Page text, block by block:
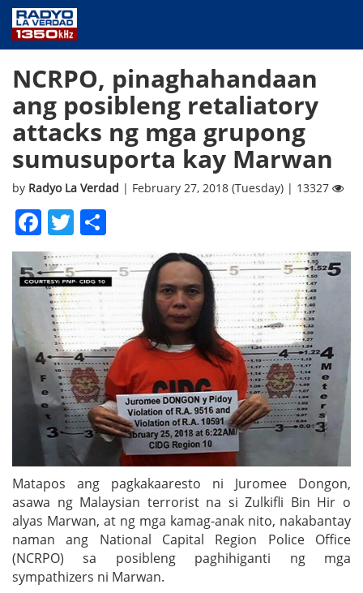
PUBLIC SERVICE
ANNOUNCEMENTS
PROGRAMS
ABOUT
NCRPO, pinaghahandaan
ang posibleng retaliatory
attacks ng mga grupong
sumusuporta kay Marwan
by Radyo La Verdad | February 27, 2018 (Tuesday) | 13327
Facebook
Twitter
Matapos ang pagkakaaresto ni Juromee Dongon,
asawa ng Malaysian terrorist na si Zulkifli Bin Hir o
alyas Marwan, at ng mga kamag-anak nito, nakabantay
naman ang National Capital Region Police Office
(NCRPO) sa posibleng paghihiganti ng mga
sympathizers ni Marwan.